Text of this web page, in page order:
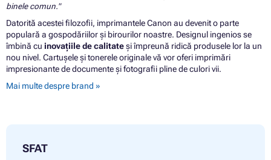
binele comun."
Datorită acestei filozofii, imprimantele Canon au devenit o parte
populară a gospodăriilor și birourilor noastre. Designul ingenios se
îmbină cu inovațiile de calitateși împreună ridică produsele lor la un
nou nivel. Cartușele și tonerele originale vă vor oferi imprimări
impresionante de documente și fotografii pline de culori vii.
Mai multe despre brand »
SFAT